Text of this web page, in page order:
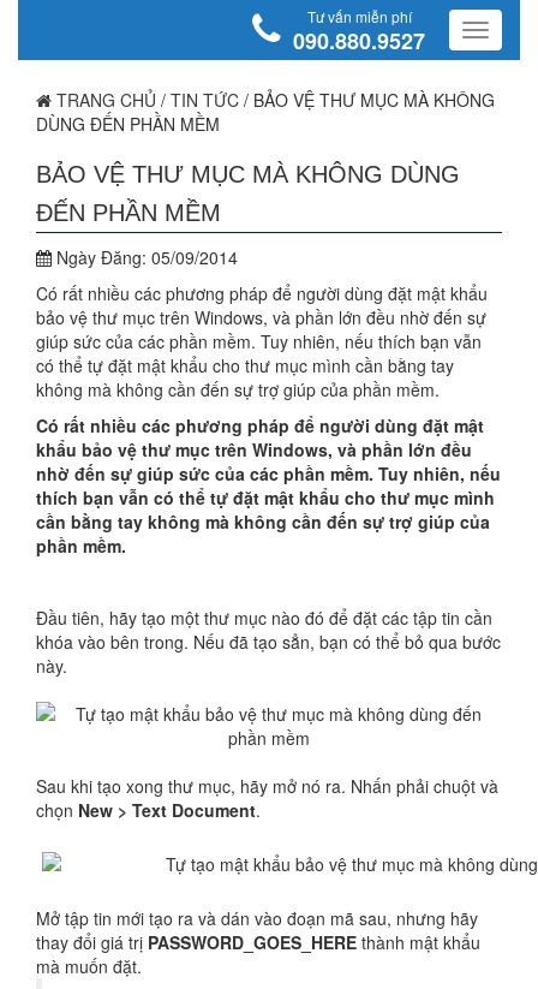
Tư vấn miễn phí
090.880.9527
TRANG CHỦ / TIN TỨC / BẢO VỆ THƯ MỤC MÀ KHÔNG
DÙNG ĐẾN PHẦN MỀM
BẢO VỆ THƯ MỤC MÀ KHÔNG DÙNG
ĐẾN PHẦN MỀM
Ngày Đăng: 05/09/2014
Có rất nhiều các phương pháp để người dùng đặt mật khẩu
bảo vệ thư mục trên Windows, và phần lớn đều nhờ đến sự
giúp sức của các phần mềm. Tuy nhiên, nếu thích bạn vẫn
có thể tự đặt mật khẩu cho thư mục mình cần bằng tay
không mà không cần đến sự trợ giúp của phần mềm.
Có rất nhiều các phương pháp để người dùng đặt mật
khẩu bảo vệ thư mục trên Windows, và phần lớn đều
nhờ đến sự giúp sức của các phần mềm. Tuy nhiên, nếu
thích bạn vẫn có thể tự đặt mật khẩu cho thư mục mình
cần bằng tay không mà không cần đến sự trợ giúp của
phần mềm.
Đầu tiên, hãy tạo một thư mục nào đó để đặt các tập tin cần
khóa vào bên trong. Nếu đã tạo sẳn, bạn có thể bỏ qua bước
này.
Sau khi tạo xong thư mục, hãy mở nó ra. Nhấn phải chuột và
chọn New > Text Document.
Mở tập tin mới tạo ra và dán vào đoạn mã sau, nhưng hãy
thay đổi giá trị PASSWORD_GOES_HERE thành mật khẩu
mà muốn đặt.